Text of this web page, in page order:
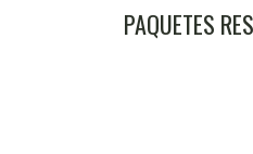
PAQUETES